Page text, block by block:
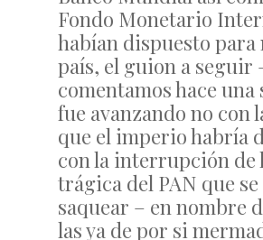
Fondo Monetario
habían dispuesto para
país, el guion a seguir
comentamos hace una
fue avanzando no con
que el imperio habría
con la interrupción de
trágica del PAN que
saquear – en nombre
las ya de por si